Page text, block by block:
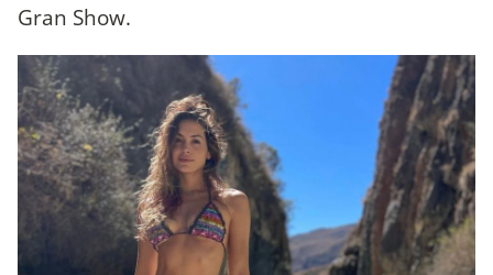
Gran Show.